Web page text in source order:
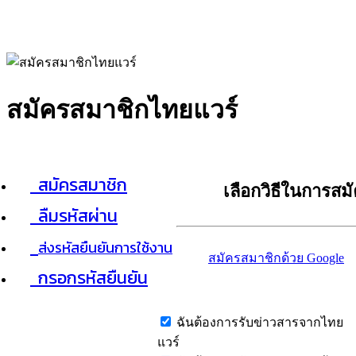
สมัครสมาชิกไทยแวร์
สมัครสมาชิก
ลืมรหัสผ่าน
ส่งรหัสยืนยันการใช้งาน
กรอกรหัสยืนยัน
เลือกวิธีในการส
สมัครสมาชิกด้วย Google
ฉันต้องการรับข่าวสารจากไทย
แวร์